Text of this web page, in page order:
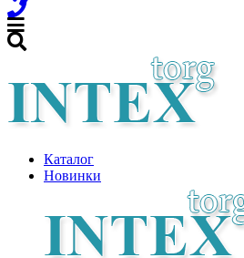
Каталог
Новинки